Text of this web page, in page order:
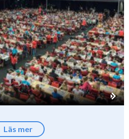
Läs mer